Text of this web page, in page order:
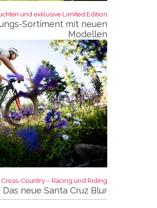
und exklusive Limited Edition:
Sortiment mit neuen
Modellen
Country – Racing und Riding:
Das neue Santa Cruz Blur